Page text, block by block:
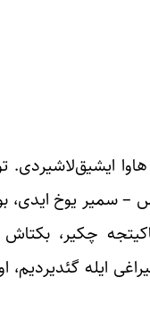
ایشیق‌لاشیردی.
– سمیر یوخ ایدی،
چکیر،
ایله